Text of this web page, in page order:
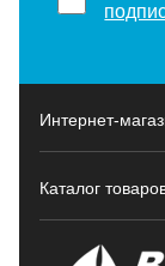
Интернет-
Каталог